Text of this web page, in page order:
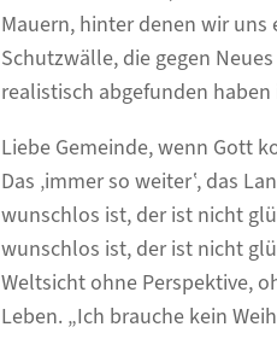
Mauern, hinter denen wir
Schutzwälle, die gegen
realistisch abgefunden haben
Liebe Gemeinde, wenn Gott
Das ‚immer so weiter‛, das
wunschlos ist, der ist nicht
wunschlos ist, der ist nicht
Weltsicht ohne Perspektive,
Leben. „Ich brauche kein